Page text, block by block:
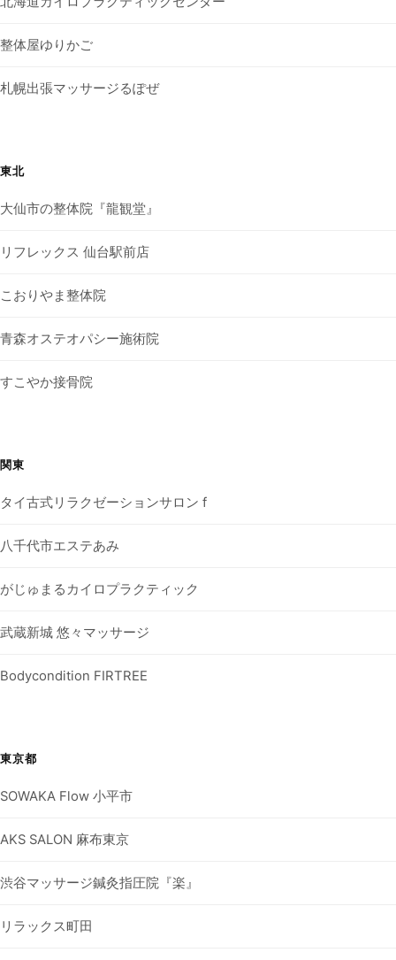
整体屋ゆりかご
札幌出張マッサージるぽぜ
東北
大仙市の整体院『龍観堂』
リフレックス 仙台駅前店
こおりやま整体院
青森オステオパシー施術院
すこやか接骨院
関東
タイ古式リラクゼーションサロン f
八千代市エステあみ
がじゅまるカイロプラクティック
武蔵新城 悠々マッサージ
Bodycondition FIRTREE
東京都
SOWAKA Flow 小平市
AKS SALON 麻布東京
渋谷マッサージ鍼灸指圧院『楽』
リラックス町田